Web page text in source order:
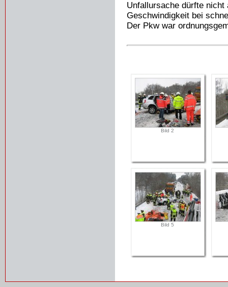
Unfallursache dürfte nicht
Geschwindigkeit bei
Der Pkw war
Bild 2
Bild 5